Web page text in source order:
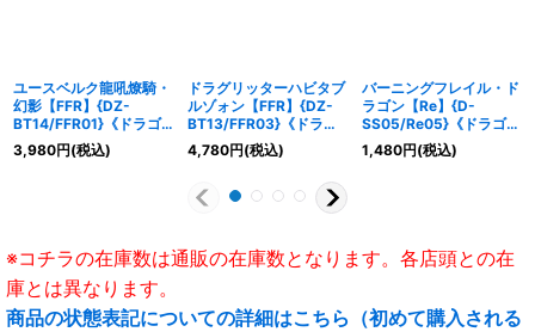
ユースベルク龍吼燎騎・
幻影【FFR】{DZ-
BT14/FFR01}《ドラゴ
ンエンパイア》
3,980円(税込)
ドラグリッターハビタブ
ルゾォン【FFR】{DZ-
BT13/FFR03}《ドラゴ
ンエンパイア》
4,780円(税込)
バーニングフレイル・ド
ラゴン【Re】{D-
SS05/Re05}《ドラゴン
エンパイア》
1,480円(税込)
※コチラの在庫数は通販の在庫数となります。各店頭との在
庫とは異なります。
商品の状態表記についての詳細はこちら（初めて購入される